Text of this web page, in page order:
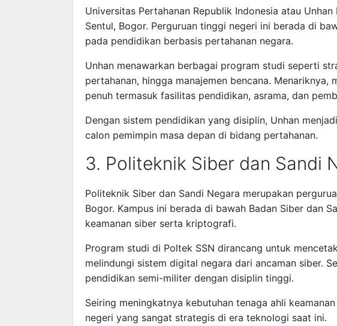
Universitas Pertahanan Republik Indonesia atau
Sentul, Bogor. Perguruan tinggi negeri ini berada di
pada pendidikan berbasis pertahanan negara.
Unhan menawarkan berbagai program studi seperti
pertahanan, hingga manajemen bencana. Menariknya,
penuh termasuk fasilitas pendidikan, asrama, dan
Dengan sistem pendidikan yang disiplin, Unhan
calon pemimpin masa depan di bidang pertahanan.
3. Politeknik Siber dan Sandi
Politeknik Siber dan Sandi Negara merupakan
Bogor. Kampus ini berada di bawah Badan Siber dan
keamanan siber serta kriptografi.
Program studi di Poltek SSN dirancang untuk
melindungi sistem digital negara dari ancaman siber.
pendidikan semi-militer dengan disiplin tinggi.
Seiring meningkatnya kebutuhan tenaga ahli
negeri yang sangat strategis di era teknologi saat ini.